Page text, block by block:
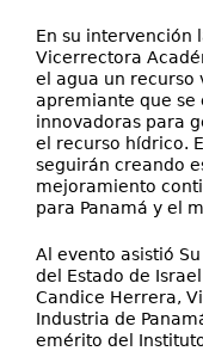
En su intervención
Vicerrectora
el agua un recurso
apremiante que se
innovadoras para
el recurso hídrico.
seguirán creando
mejoramiento
para Panamá y el
Al evento asistió
del Estado de
Candice Herrera,
Industria de
emérito del